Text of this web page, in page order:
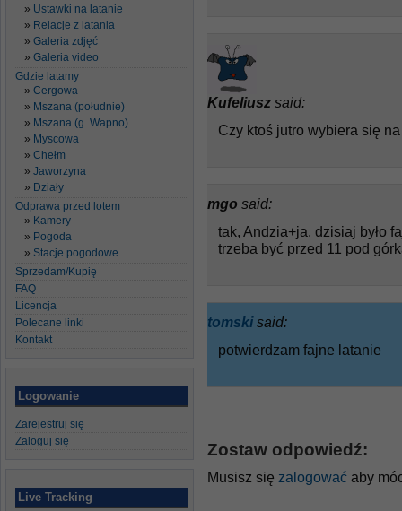
Ustawki na latanie
Relacje z latania
Galeria zdjęć
Galeria video
Gdzie latamy
Cergowa
Mszana (południe)
Mszana (g. Wapno)
Myscowa
Chełm
Jaworzyna
Działy
Odprawa przed lotem
Kamery
Pogoda
Stacje pogodowe
Sprzedam/Kupię
FAQ
Licencja
Polecane linki
Kontakt
Logowanie
Zarejestruj się
Zaloguj się
Live Tracking
Kufeliusz said:
Czy ktoś jutro wybiera się na
mgo said:
tak, Andzia+ja, dzisiaj było
trzeba być przed 11 pod
tomski said:
potwierdzam fajne latanie
Zostaw odpowiedź:
Musisz się zalogować aby